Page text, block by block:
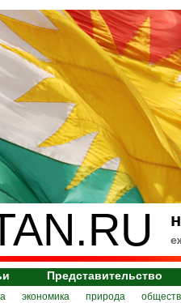
Представительство
экономика природа